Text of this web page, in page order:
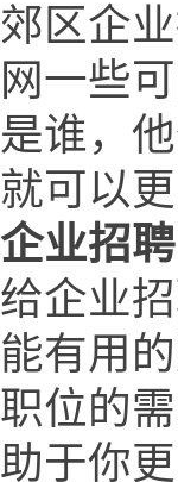
郊区企
网一些
是谁，
就可以
企业招聘
给企业
能有用
职位的
助于你